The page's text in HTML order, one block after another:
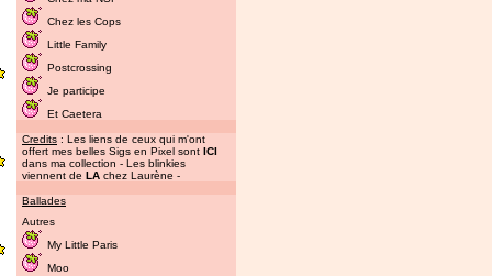
Chez les Cops
Little Family
Postcrossing
Je participe
Et Caetera
Credits : Les liens de ceux qui m'ont
offert mes belles Sigs en Pixel sont ICI
dans ma collection - Les blinkies
viennent de LA chez Laurène -
Ballades
Autres
My Little Paris
Moo